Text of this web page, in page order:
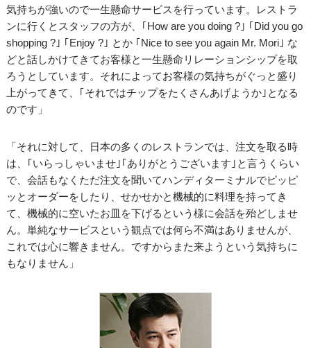
気持ちが強いので一生懸命サービスを行っています。レストラ
ンに行くとスタッフの方が、｢How are you doing ?｣ ｢Did you go
shopping ?｣ ｢Enjoy ?｣ とか ｢Nice to see you again Mr. Mori｣ な
どと話しかけてきてお客様と一生懸命リレーションシップを取
ろうとしています。それによってお客様の気持ちがぐっと盛り
上がってきて、｢それではチップをたくさんあげようか｣となる
のです」
「それに対して、日本の多くのレストランでは、注文を取る時
は、｢いらっしゃいませ｣｢ありがとうございます｣と言うくらい
で、会話もなくただ注文を聞いてハンディターミナルでピッピ
ッとオーダーをしたり、せかせかと機械的に料理を持ってき
て、機械的に空いたお皿を下げるという様に会話を殆どしませ
ん。単純なサービスという観点では何ら不満はありませんが、
これでは心に響きません。ですからまた来ようという気持ちに
もなりません」